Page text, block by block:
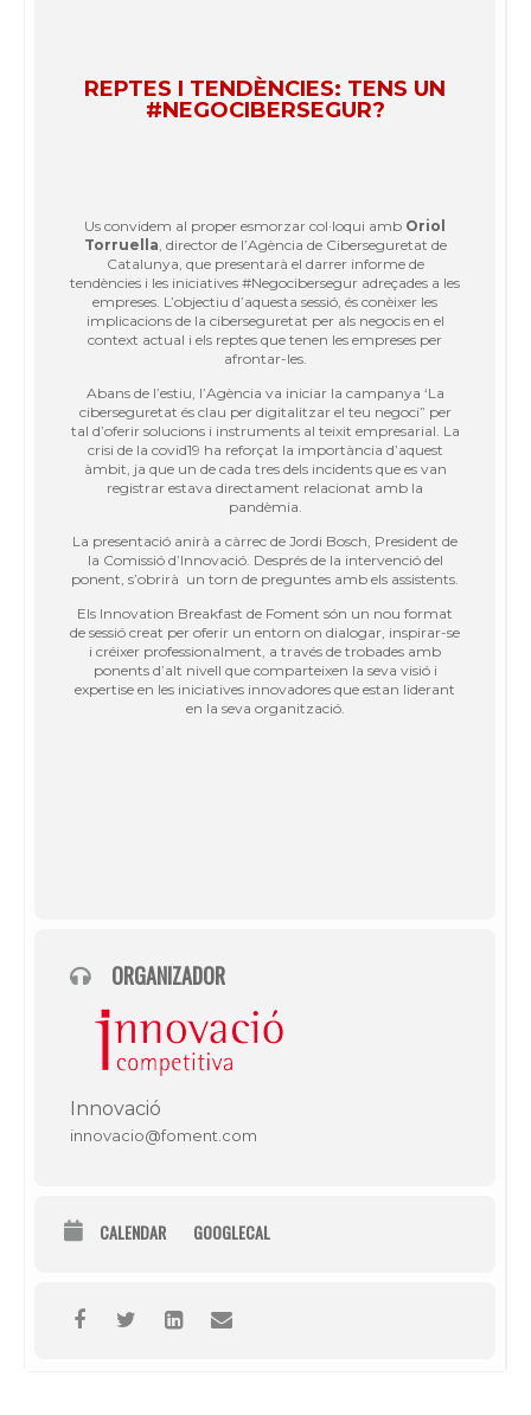
REPTES I TENDÈNCIES: TENS UN
#NEGOCIBERSEGUR?
Us convidem al proper esmorzar col·loqui amb Oriol
Torruella , director de l’Agència de Ciberseguretat de
Catalunya, que presentarà el darrer informe de
tendències i les iniciatives #Negocibersegur adreçades a les
empreses. L’objectiu d’aquesta sessió, és conèixer les
implicacions de la ciberseguretat per als negocis en el
context actual i els reptes que tenen les empreses per
afrontar-les.
Abans de l’estiu, l’Agència va iniciar la campanya ‘La
ciberseguretat és clau per digitalitzar el teu negoci” per
tal d’oferir solucions i instruments al teixit empresarial. La
crisi de la covid19 ha reforçat la importància d’aquest
àmbit, ja que un de cada tres dels incidents que es van
registrar estava directament relacionat amb la
pandèmia.
La presentació anirà a càrrec de Jordi Bosch, President de
la Comissió d’Innovació. Després de la intervenció del
ponent, s’obrirà un torn de preguntes amb els assistents.
Els Innovation Breakfast de Foment són un nou format
de sessió creat per oferir un entorn on dialogar, inspirar-se
i créixer professionalment, a través de trobades amb
ponents d’alt nivell que comparteixen la seva visió i
expertise en les iniciatives innovadores que estan liderant
en la seva organització.
ORGANIZADOR
Innovació
innovacio@foment.com
CALENDAR GOOGLECAL